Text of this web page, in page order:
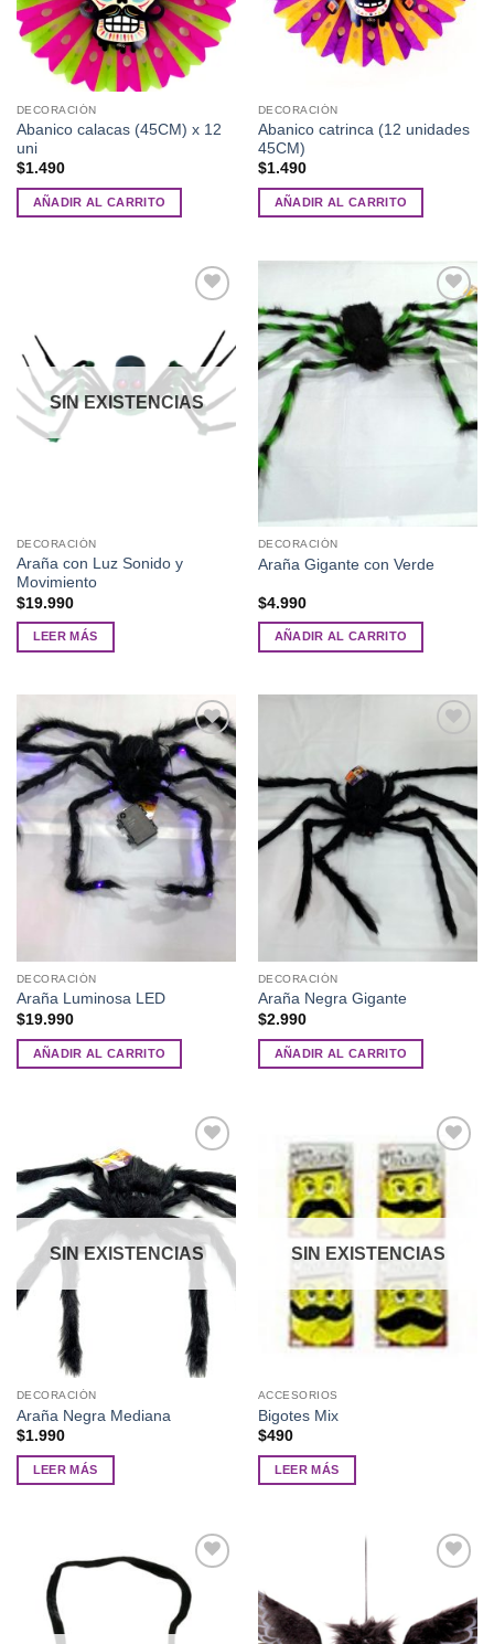
DECORACIÓN
Abanico calacas (45CM) x 12
uni
$1.490
AÑADIR AL CARRITO
DECORACIÓN
Abanico catrinca (12 unidades
45CM)
$1.490
AÑADIR AL CARRITO
lista de
deseos
SIN EXISTENCIAS
DECORACIÓN
Araña con Luz Sonido y
Movimiento
$19.990
LEER MÁS
Añadir
a la
lista de
deseos
DECORACIÓN
Araña Gigante con Verde
$4.990
AÑADIR AL CARRITO
Añadir
a la
lista de
deseos
DECORACIÓN
Araña Luminosa LED
$19.990
AÑADIR AL CARRITO
a la
lista de
deseos
DECORACIÓN
Araña Negra Gigante
$2.990
AÑADIR AL CARRITO
Añadir
a la
lista de
deseos
SIN EXISTENCIAS
DECORACIÓN
Araña Negra Mediana
$1.990
LEER MÁS
Añadir
a la
lista de
deseos
SIN EXISTENCIAS
ACCESORIOS
Bigotes Mix
$490
LEER MÁS
Añadir
lista de
lista de
deseos